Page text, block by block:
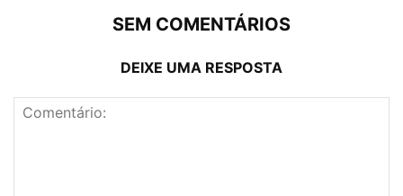
SEM COMENTÁRIOS
DEIXE UMA RESPOSTA